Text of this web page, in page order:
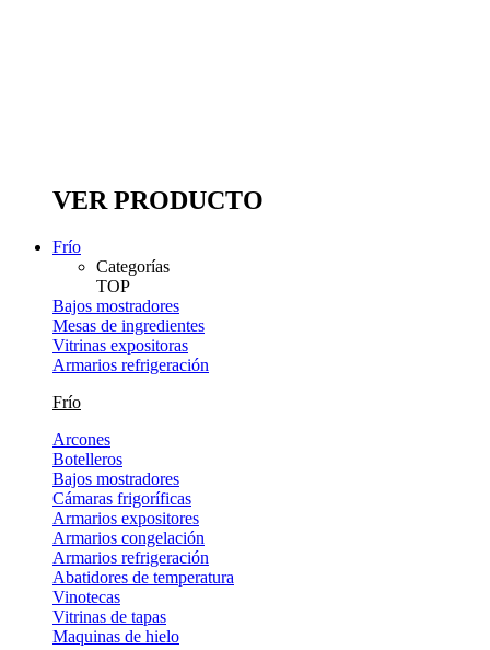
VER PRODUCTO
Frío
Categorías
TOP
Bajos mostradores
Mesas de ingredientes
Vitrinas expositoras
Armarios refrigeración
Frío
Arcones
Botelleros
Bajos mostradores
Cámaras frigoríficas
Armarios expositores
Armarios congelación
Armarios refrigeración
Abatidores de temperatura
Vinotecas
Vitrinas de tapas
Maquinas de hielo